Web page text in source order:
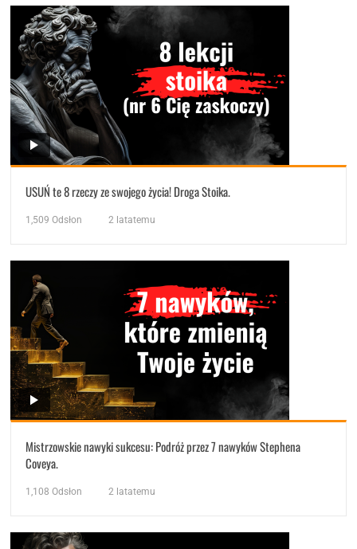
USUŃ te 8 rzeczy ze swojego życia! Droga Stoika.
1,509 Odsłon 2 latatemu
Mistrzowskie nawyki sukcesu: Podróż przez 7 nawyków Stephena
Coveya.
1,108 Odsłon 2 latatemu